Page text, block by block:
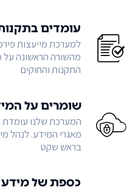
עומדים
למערכת מייעצות
מהשורה הראשונה
התקנות והחוקים
שומרים על
המערכת שלנו עומדת
מאגרי המידע. לנהל
בראש שקט
כספת של מידע